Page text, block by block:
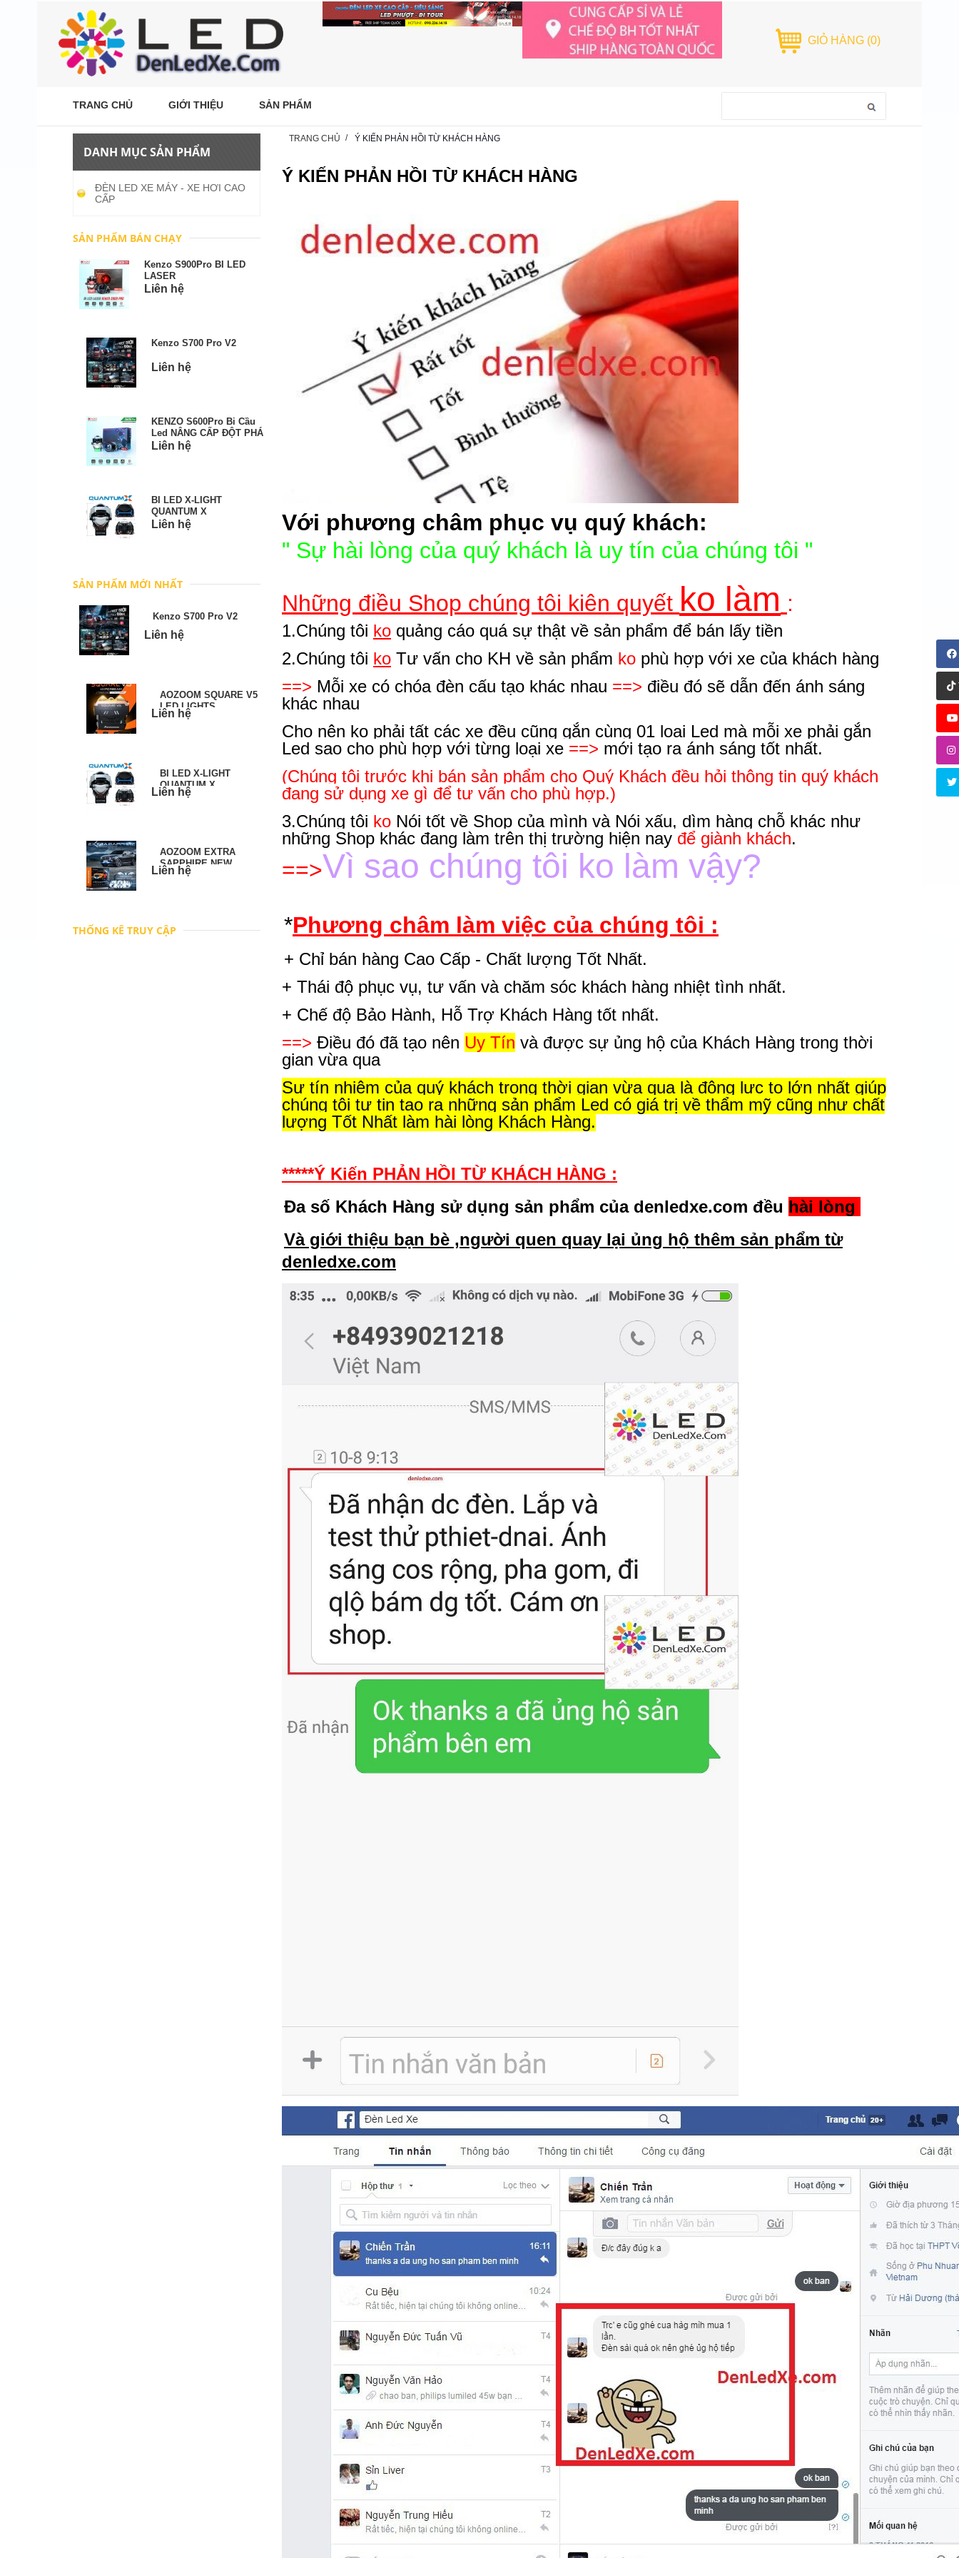
GIỎ HÀNG (0)
TRANG CHỦ GIỚI THIỆU SẢN PHẨM
DANH MỤC SẢN PHẨM
ĐÈN LED XE MÁY - XE HƠI CAO
CẤP
SẢN PHẨM BÁN CHẠY
Kenzo S900Pro BI LED
LASER
Liên hệ
Kenzo S700 Pro V2
Liên hệ
KENZO S600Pro Bi Cầu
Led NÂNG CẤP ĐỘT PHÁ
Liên hệ
BI LED X-LIGHT
QUANTUM X
Liên hệ
SẢN PHẨM MỚI NHẤT
Kenzo S700 Pro V2
Liên hệ
AOZOOM SQUARE V5
LED LIGHTS
Liên hệ
BI LED X-LIGHT
QUANTUM X
Liên hệ
AOZOOM EXTRA
SAPPHIRE NEW
PROJECTORS
Liên hệ
THỐNG KÊ TRUY CẬP
TRANG CHỦ Ý KIẾN PHẢN HỒI TỪ KHÁCH HÀNG
Ý KIẾN PHẢN HỒI TỪ KHÁCH HÀNG
Với phương châm phục vụ quý khách:
" Sự hài lòng của quý khách là uy tín của chúng tôi "
Những điều Shop chúng tôi kiên quyết ko làm :
1.Chúng tôi ko quảng cáo quá sự thật về sản phẩm để bán lấy tiền
2.Chúng tôi ko Tư vấn cho KH về sản phẩm ko phù hợp với xe của khách hàng
==> Mỗi xe có chóa đèn cấu tạo khác nhau ==> điều đó sẽ dẫn đến ánh sáng
khác nhau
Cho nên ko phải tất các xe đều cũng gắn cùng 01 loại Led mà mỗi xe phải gắn
Led sao cho phù hợp với từng loại xe ==> mới tạo ra ánh sáng tốt nhất.
(Chúng tôi trước khi bán sản phẩm cho Quý Khách đều hỏi thông tin quý khách
đang sử dụng xe gì để tư vấn cho phù hợp.)
3.Chúng tôi ko Nói tốt về Shop của mình và Nói xấu, dìm hàng chỗ khác như
những Shop khác đang làm trên thị trường hiện nay để giành khách.
==>Vì sao chúng tôi ko làm vậy?
*Phương châm làm việc của chúng tôi :
+ Chỉ bán hàng Cao Cấp - Chất lượng Tốt Nhất.
+ Thái độ phục vụ, tư vấn và chăm sóc khách hàng nhiệt tình nhất.
+ Chế độ Bảo Hành, Hỗ Trợ Khách Hàng tốt nhất.
==> Điều đó đã tạo nên Uy Tín và được sự ủng hộ của Khách Hàng trong thời
gian vừa qua
Sự tín nhiệm của quý khách trong thời gian vừa qua là động lực to lớn nhất giúp
chúng tôi tự tin tạo ra những sản phẩm Led có giá trị về thẩm mỹ cũng như chất
lượng Tốt Nhất làm hài lòng Khách Hàng.
*****Ý Kiến PHẢN HỒI TỪ KHÁCH HÀNG :
Đa số Khách Hàng sử dụng sản phẩm của denledxe.com đều hài lòng
Và giới thiệu bạn bè ,người quen quay lại ủng hộ thêm sản phẩm từ
denledxe.com